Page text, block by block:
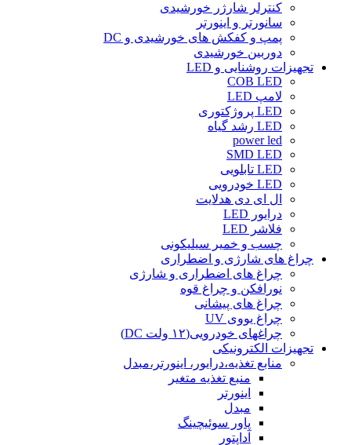
کنترلر شارژر خورشیدی
سانورتر و اینورتر
پمپ و کفکش های خورشیدی و DC
دوربین خورشیدی
تجهیزات روشنایی و LED
COB LED
لامپ LED
LED پروژکتوری
LED رشد گیاه
power led
SMD LED
LED تابلویی
LED خودرویی
ال ای دی هدلایت
درایور LED
فلاشر LED
چسب و خمیر سیلیکونی
چراغ های شارژی و اضطراری
چراغ های اضطراری و شارژی
نورافکن و چراغ قوه
چراغ های پیشانی
چراغ یووی UV
چراغهای خودرویی(۱۲ ولت DC)
تجهیزات الکترونیکی
منابع تغذیه،درایور، اینورتر،مبدل
منبع تغذیه متغیر
اینورتر
مبدل
پاور سوئیچینگ
آداپتور